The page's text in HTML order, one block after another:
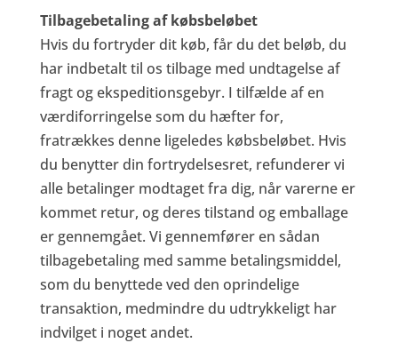
Tilbagebetaling af købsbeløbet
Hvis du fortryder dit køb, får du det beløb, du
har indbetalt til os tilbage med undtagelse af
fragt og ekspeditionsgebyr. I tilfælde af en
værdiforringelse som du hæfter for,
fratrækkes denne ligeledes købsbeløbet. Hvis
du benytter din fortrydelsesret, refunderer vi
alle betalinger modtaget fra dig, når varerne er
kommet retur, og deres tilstand og emballage
er gennemgået. Vi gennemfører en sådan
tilbagebetaling med samme betalingsmiddel,
som du benyttede ved den oprindelige
transaktion, medmindre du udtrykkeligt har
indvilget i noget andet.